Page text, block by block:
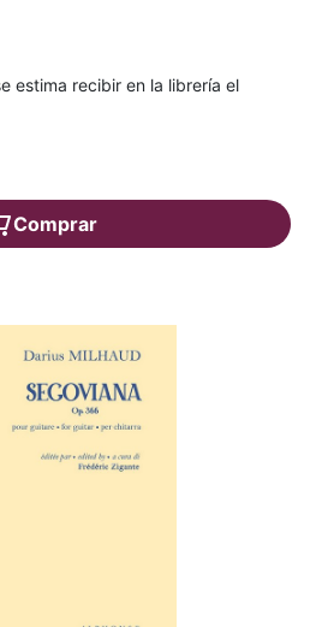
estima recibir en la librería el
Comprar